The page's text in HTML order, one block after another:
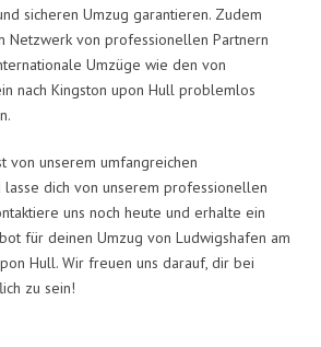
sicheren Umzug garantieren. Zudem
Netzwerk von professionellen Partnern
Umzüge wie den von
nach Kingston upon Hull problemlos
von unserem umfangreichen
lasse dich von unserem professionellen
uns noch heute und erhalte ein
für deinen Umzug von Ludwigshafen am
Hull. Wir freuen uns darauf, dir bei
zu sein!